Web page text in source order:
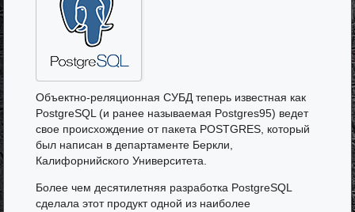
Объектно-реляционная СУБД теперь известная как
PostgreSQL (и ранее называемая Postgres95) ведет
свое происхождение от пакета POSTGRES , который
был написан в департаменте Беркли,
Калифорнийского Университета.
Более чем десятилетняя разработка PostgreSQL
сделала этот продукт одной из наиболее